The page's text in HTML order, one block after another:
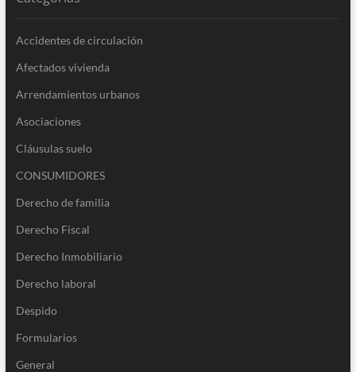
Accidentes de circulación
Afectados vivienda
Arrendamientos urbanos
Asociaciones
Cláusulas suelo
CONSUMIDORES
Derecho de familia
Derecho Fiscal
Derecho Inmobiliario
Derecho laboral
Despido
Formularios
General